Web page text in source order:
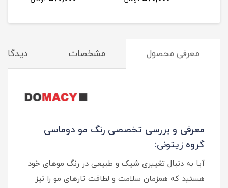
معرفی محصول مشخصات
معرفی و بررسی تخصصی رنگ مو دوماسی
گروه زیتونی:
آیا به دنبال تغییری شیک و طبیعی در رنگ موهای خود
هستید که همزمان سلامت و لطافت تارهای مو را نیز